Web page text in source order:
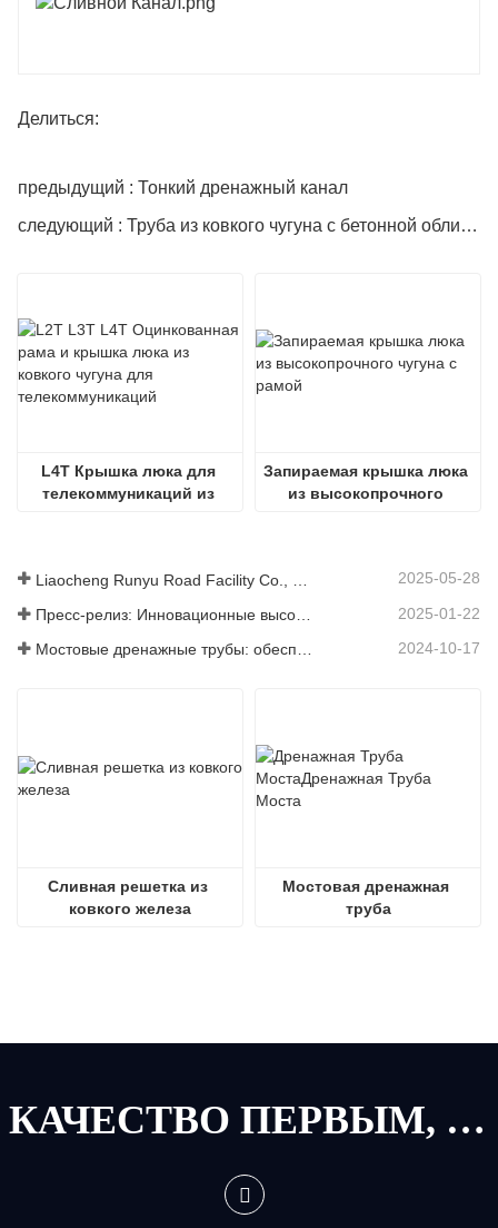
Делиться:
предыдущий : Тонкий дренажный канал
следующий : Труба из ковкого чугуна с бетонной облицовкой DN 800
L4T Крышка люка для
телекоммуникаций из
Запираемая крышка люка
из высокопрочного
2025-05-28
2025-01-22
Мостовые дренажные трубы: обеспечение эффективного управления водными ресурсами в современной инфраструктуре 2024-10-17
Сливная решетка из
ковкого железа
Мостовая дренажная
труба
КАЧЕСТВО ПЕРВЫМ, СЕРВИС ПЕРВЫМ